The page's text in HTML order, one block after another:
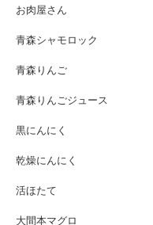
お肉屋さん
青森シャモロック
青森りんご
青森りんごジュース
黒にんにく
乾燥にんにく
活ほたて
大間本マグロ